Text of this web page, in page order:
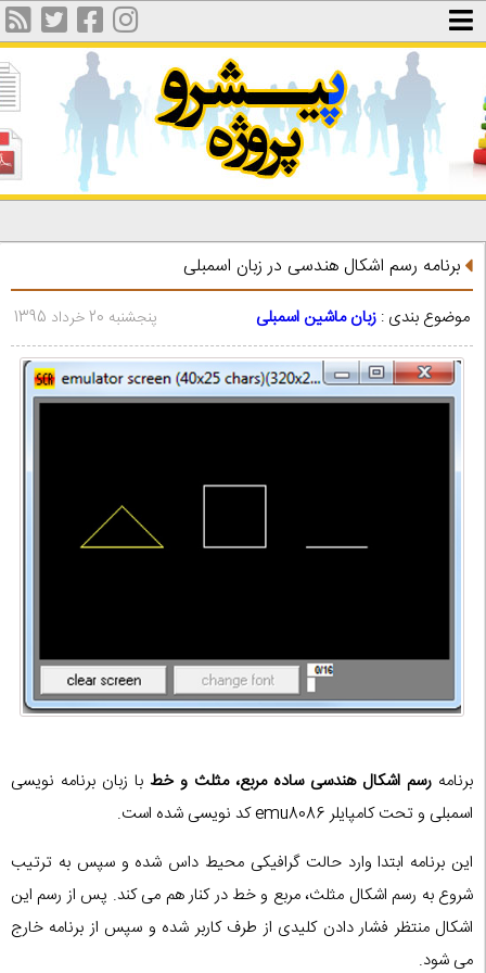
برنامه رسم اشکال هندسی در زبان اسمبلی
موضوع بندی : زبان ماشین اسمبلی پنجشنبه 20 خرداد 1395
برنامه رسم اشکال هندسی ساده مربع، مثلث و خطبا زبان برنامه نویسی
اسمبلی و تحت کامپایلر emu8086 کد نویسی شده است.
این برنامه ابتدا وارد حالت گرافیکی محیط داس شده و سپس به ترتیب
شروع به رسم اشکال مثلث، مربع و خط در کنار هم می کند. پس از رسم این
اشکال منتظر فشار دادن کلیدی از طرف کاربر شده و سپس از برنامه خارج
می شود.